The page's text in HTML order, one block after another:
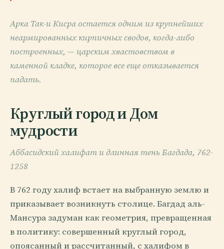
Арка Так-и Кисра остается одним из крупнейших
неармированных кирпичных сводов, когда-либо
построенных, — царским хвастовством в
каменной кладке, которое все еще отказывается
падать.
Круглый город и Дом
мудрости
Аббасидский халифат и длинная тень Багдада, 762-
1258
В 762 году халиф встает на выбранную землю и
приказывает возникнуть столице. Багдад аль-
Мансура задуман как геометрия, превращенная
в политику: совершенный круглый город,
опоясанный и рассчитанный, с халифом в